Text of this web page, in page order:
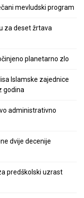
mevludski program
za deset žrtava
planetarno zlo
Islamske zajednice
godina
administrativno
dvije decenije
predškolski uzrast